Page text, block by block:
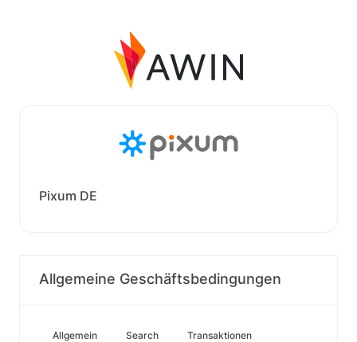
Pixum DE
Allgemeine Geschäftsbedingungen
Allgemein Search Transaktionen